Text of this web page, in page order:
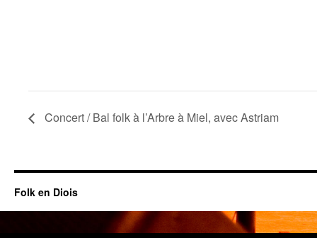
Concert / Bal folk à l’Arbre à Miel, avec Astriam
Folk en Diois